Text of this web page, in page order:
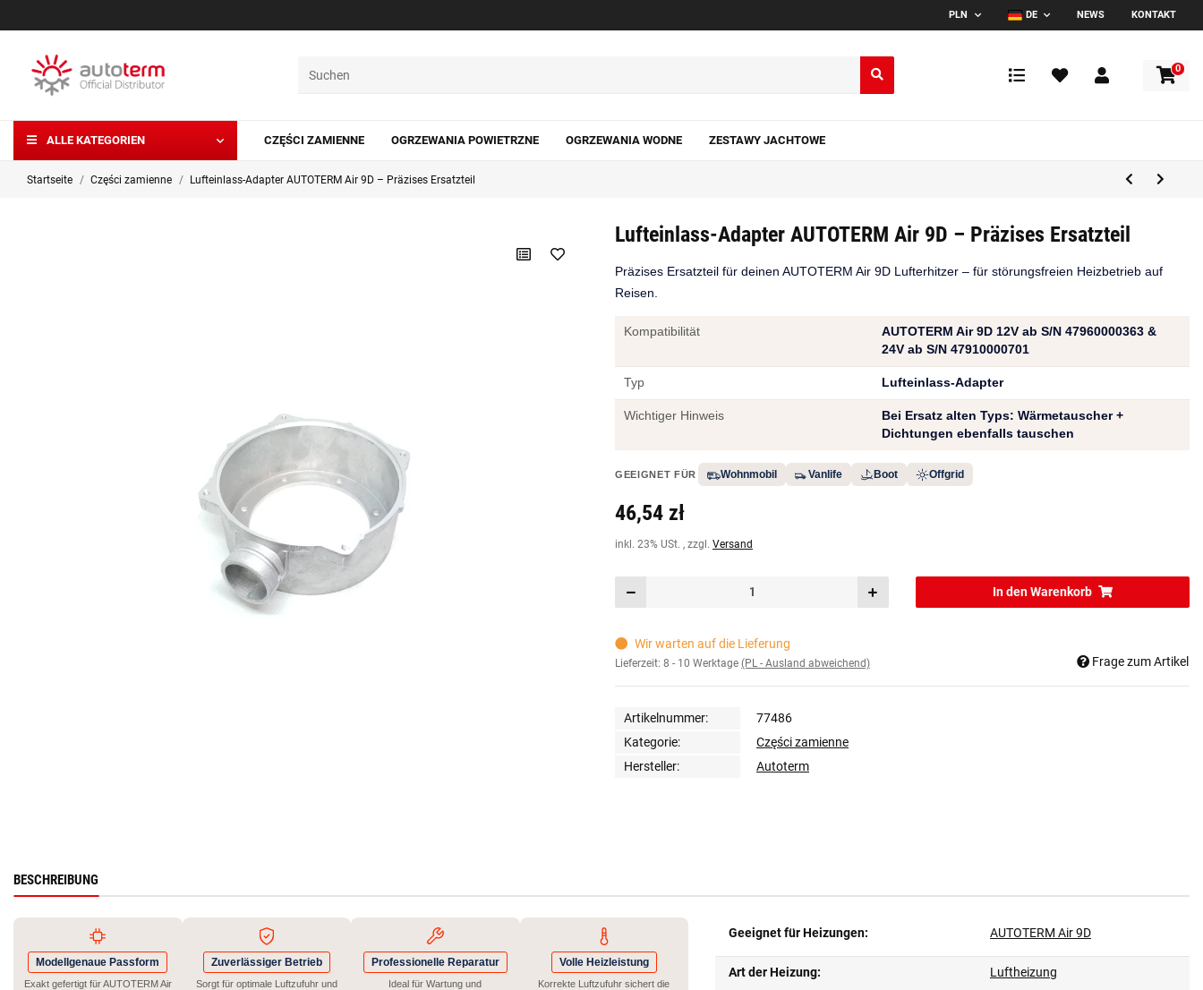
PLN DE NEWS KONTAKT
0
ALLE KATEGORIEN CZĘŚCI ZAMIENNE OGRZEWANIA POWIETRZNE OGRZEWANIA WODNE ZESTAWY JACHTOWE
Startseite Części zamienne Lufteinlass-Adapter AUTOTERM Air 9D – Präzises Ersatzteil
Lufteinlass-Adapter AUTOTERM Air 9D – Präzises Ersatzteil
Präzises Ersatzteil für deinen AUTOTERM Air 9D Lufterhitzer – für störungsfreien Heizbetrieb auf
Reisen.
Kompatibilität
AUTOTERM Air 9D 12V ab S/N 47960000363 &
24V ab S/N 47910000701
Typ Lufteinlass-Adapter
Wichtiger Hinweis
Bei Ersatz alten Typs: Wärmetauscher +
Dichtungen ebenfalls tauschen
GEEIGNET FÜR Wohnmobil Vanlife Boot Offgrid
46,54 zł
inkl. 23% USt. , zzgl. Versand
In den Warenkorb
Wir warten auf die Lieferung
Lieferzeit: 8 - 10 Werktage (PL - Ausland abweichend) Frage zum Artikel
Artikelnummer:
77486
Kategorie:
Części zamienne
Hersteller:
Autoterm
BESCHREIBUNG
Modellgenaue Passform
Exakt gefertigt für AUTOTERM Air
Zuverlässiger Betrieb
Sorgt für optimale Luftzufuhr und
Professionelle Reparatur
Ideal für Wartung und
Volle Heizleistung
Korrekte Luftzufuhr sichert die
Geeignet für Heizungen: AUTOTERM Air 9D
Art der Heizung: Luftheizung